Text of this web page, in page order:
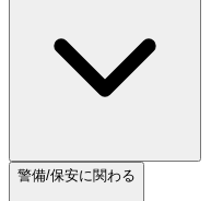
警備/保安に関わる